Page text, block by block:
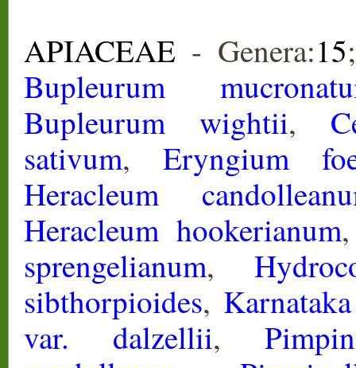
APIACEAE - Genera:15
Bupleurum
Bupleurum wightii,
sativum, Eryngium
Heracleum
Heracleum hookerianum
sprengelianum,
sibthorpioides,
var. dalzellii,